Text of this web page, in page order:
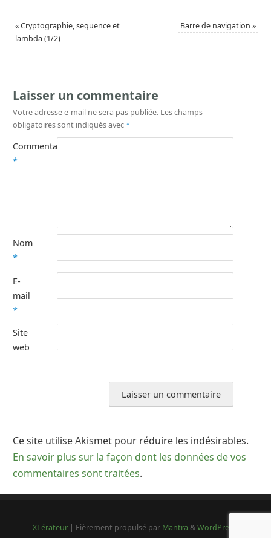
«Cryptographie, sequence et
lambda (1/2)
Barre de navigation »
Laisser un commentaire
Votre adresse e-mail ne sera pas publiée. Les champs
obligatoires sont indiqués avec*
Commentaire
*
Nom
*
E-
mail
*
Site
web
Ce site utilise Akismet pour réduire les indésirables.
En savoir plus sur la façon dont les données de vos
commentaires sont traitées.
XLérateur | Fièrement propulsé par Mantra &WordPress.